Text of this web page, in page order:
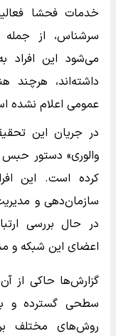
خدمات فحشا
سرشناس، از جمله
می‌شود این افراد
داشته‌اند، هرچند
عمومی اعلام نشده
در جریان این
والوری» دستور
کرده است. این
سازمان‌دهی و
در حال بررسی
اعضای این شبکه و
گزارش‌ها حاکی از
سطحی گسترده و با
روش‌های مختلف